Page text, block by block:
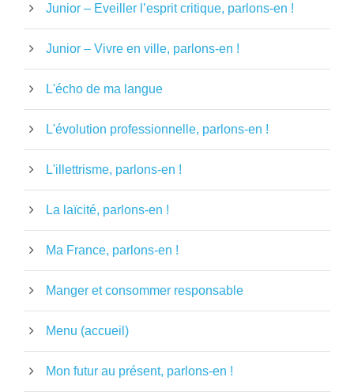
Junior – Eveiller l’esprit critique, parlons-en !
Junior – Vivre en ville, parlons-en !
L'écho de ma langue
L'évolution professionnelle, parlons-en !
L'illettrisme, parlons-en !
La laïcité, parlons-en !
Ma France, parlons-en !
Manger et consommer responsable
Menu (accueil)
Mon futur au présent, parlons-en !